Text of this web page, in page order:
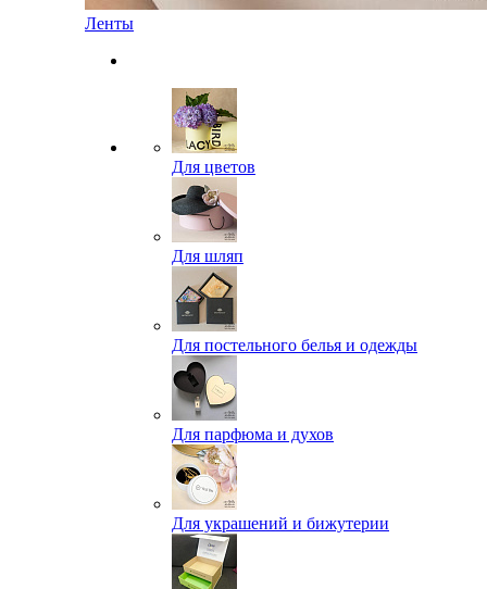
Ленты
Для цветов
Для шляп
Для постельного белья и одежды
Для парфюма и духов
Для украшений и бижутерии